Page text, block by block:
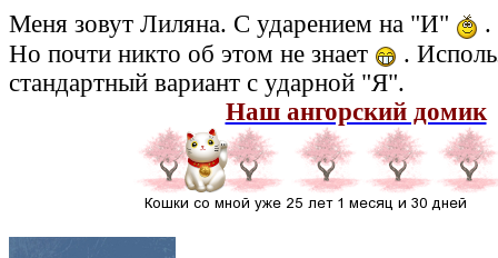
Меня зовут Лиляна. С ударением на "И"
.
Но почти никто об этом не знает
.
стандартный вариант с ударной "Я".
Наш ангорский домик